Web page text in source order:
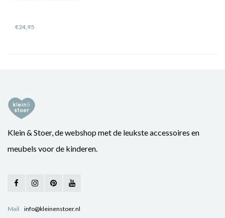
€24,95
Klein & Stoer, de webshop met de leukste accessoires en
meubels voor de kinderen.
Mail info@kleinenstoer.nl